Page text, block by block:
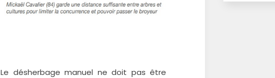
Le désherbage manuel ne doit pas être